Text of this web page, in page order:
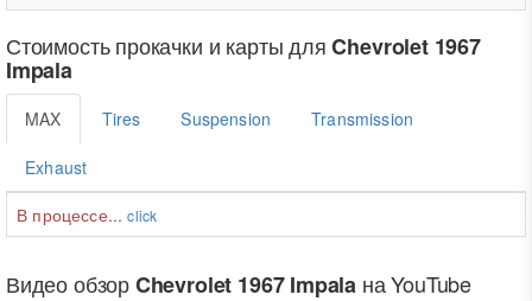
Стоимость прокачки и карты дляChevrolet 1967
Impala
MAX Tires Suspension Transmission
Exhaust
В процессе...click
Видео обзорChevrolet 1967 Impala на YouTube